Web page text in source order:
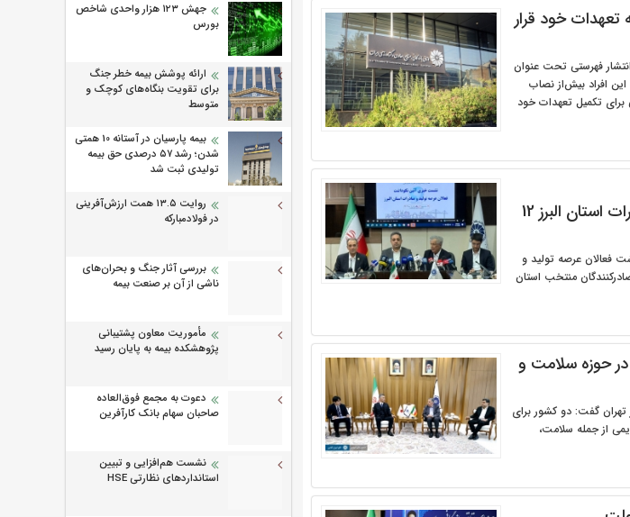
تعهدات خود قرار
فهرستی تحت عنوان
افراد بیش‌از نصاب
برای تکمیل تعهدات خود
آیین نکوداشت فعالان عرصه تولید و صادرات استان البرز 12
فعالان عرصه تولید و
منتخب استان
حوزه سلامت و
گفت: دو کشور برای
از جمله سلامت،
جهش ۱۲۳ هزار واحدی شاخص
بورس
ارائه پوشش بیمه خطر جنگ
برای تقویت بنگاه‌های کوچک و
متوسط
بیمه پارسیان در آستانه 10 همتی
شدن؛ رشد ۵۷ درصدی حق بیمه
تولیدی ثبت شد
روایت ۱۳.۵ همت ارزش‌آفرینی
در فولادمبارکه
بررسی آثار جنگ و بحران‌های
ناشی از آن بر صنعت بیمه
مأموریت معاون پشتیبانی
پژوهشكده بیمه به پایان رسید
دعوت به مجمع فوق‌العاده
صاحبان سهام بانک کارآفرین
نشست هم‌افزایی و تبیین
استانداردهای نظارتی HSE